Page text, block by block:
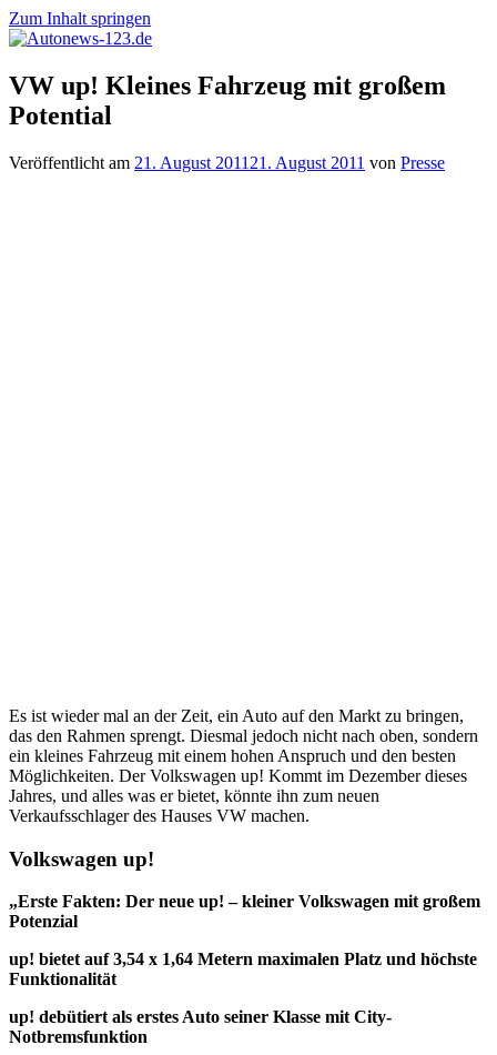
Zum Inhalt springen
Autonews-
123.de
Autonews
mit
Charme
VW up! Kleines Fahrzeug mit großem
Potential
Veröffentlicht am 21. August 2011 21. August 2011 von Presse
Es ist wieder mal an der Zeit, ein Auto auf den Markt zu bringen,
das den Rahmen sprengt. Diesmal jedoch nicht nach oben, sondern
ein kleines Fahrzeug mit einem hohen Anspruch und den besten
Möglichkeiten. Der Volkswagen up! Kommt im Dezember dieses
Jahres, und alles was er bietet, könnte ihn zum neuen
Verkaufsschlager des Hauses VW machen.
Volkswagen up!
„Erste Fakten: Der neue up! – kleiner Volkswagen mit großem
Potenzial
up! bietet auf 3,54 x 1,64 Metern maximalen Platz und höchste
Funktionalität
up! debütiert als erstes Auto seiner Klasse mit City-
Notbremsfunktion